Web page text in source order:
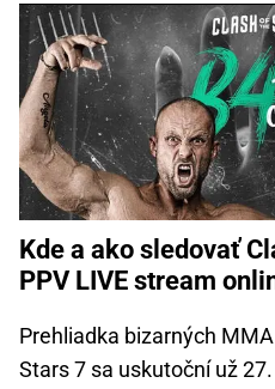
Kde a ako sledovať
PPV LIVE stream
Prehliadka bizarných
Stars 7 sa uskutoční už